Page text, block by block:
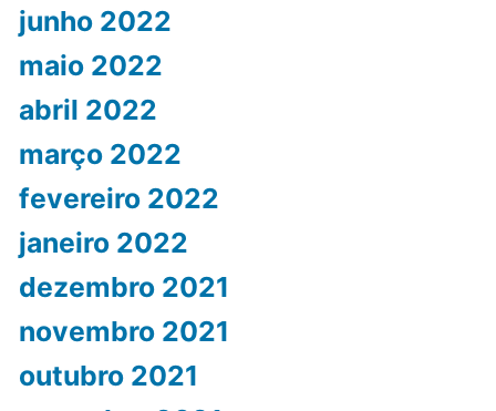
junho 2022
maio 2022
abril 2022
março 2022
fevereiro 2022
janeiro 2022
dezembro 2021
novembro 2021
outubro 2021